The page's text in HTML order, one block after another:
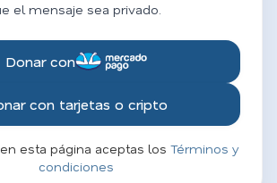
el mensaje sea privado.
Donar con
con tarjetas o cripto
esta página aceptas los Términos y
condiciones